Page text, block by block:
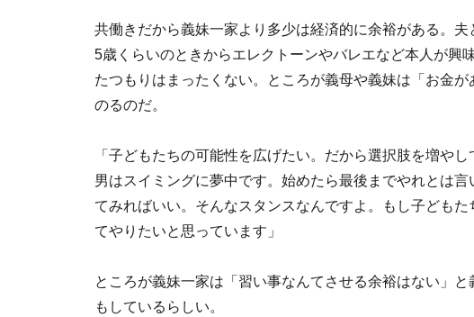
共働きだから義妹一家より多少は経済的に余裕がある。
5歳くらいのときからエレクトーンやバレエなど本人が興
たつもりはまったくない。ところが義母や義妹は「お金
のるのだ。
「子どもたちの可能性を広げたい。だから選択肢を増や
男はスイミングに夢中です。始めたら最後までやれとは
てみればいい。そんなスタンスなんですよ。もし子ども
てやりたいと思っています」
ところが義妹一家は「習い事なんてさせる余裕はない」
もしているらしい。